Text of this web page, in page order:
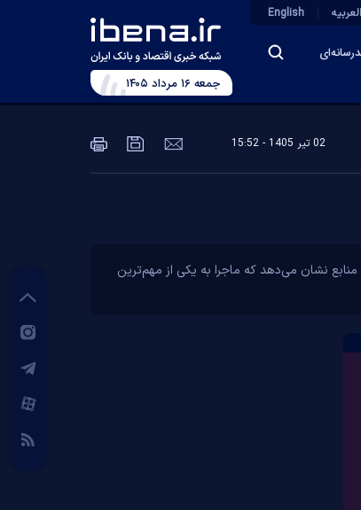
العربیه English
جمعه ۱۶ مرداد ۱۴۰۵
02 تير 1405 - 15:52
منابع نشان می‌دهد که ماجرا به یکی از مهم‌ترین